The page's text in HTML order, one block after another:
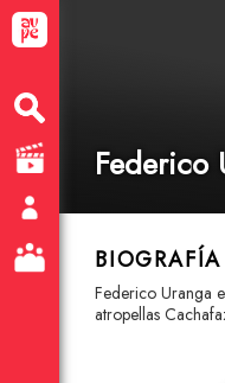
Federico
BIOGRAFÍA
Federico Uranga
atropellas